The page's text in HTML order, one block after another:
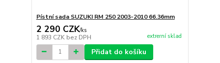
Pístní sada SUZUKI RM 250 2003-2010 66.36mm
2 290 CZK/ks
1 893 CZK bez DPH extrerní sklad
Přidat do košíku